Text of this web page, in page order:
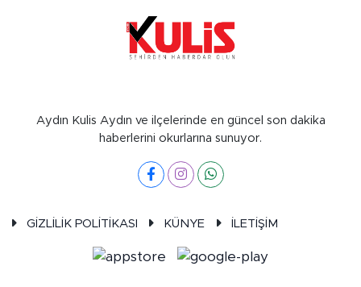
Aydın Kulis Aydın ve ilçelerinde en güncel son dakika
haberlerini okurlarına sunuyor.
GİZLİLİK POLİTİKASI KÜNYE İLETİŞİM